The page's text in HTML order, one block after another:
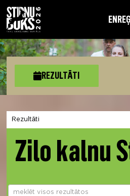
EN
REZULTĀTI
Izvēlies sadaļu
Zilo kalnu